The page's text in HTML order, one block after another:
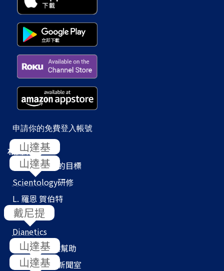
申請你的免費登入帳號
相關網站
Scientology
的目標
Scientology研修
L. 羅恩 賀伯特
教會搜尋器
Dianetics
我們如何提供幫助
Scientology
新聞室